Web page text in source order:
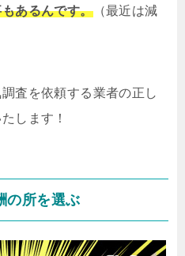
あるんです。（最近は減
査を依頼する業者の正し
します！
の所を選ぶ